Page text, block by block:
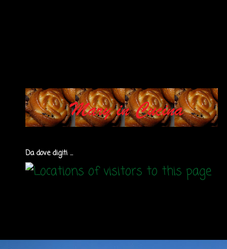
Da dove digiti ...